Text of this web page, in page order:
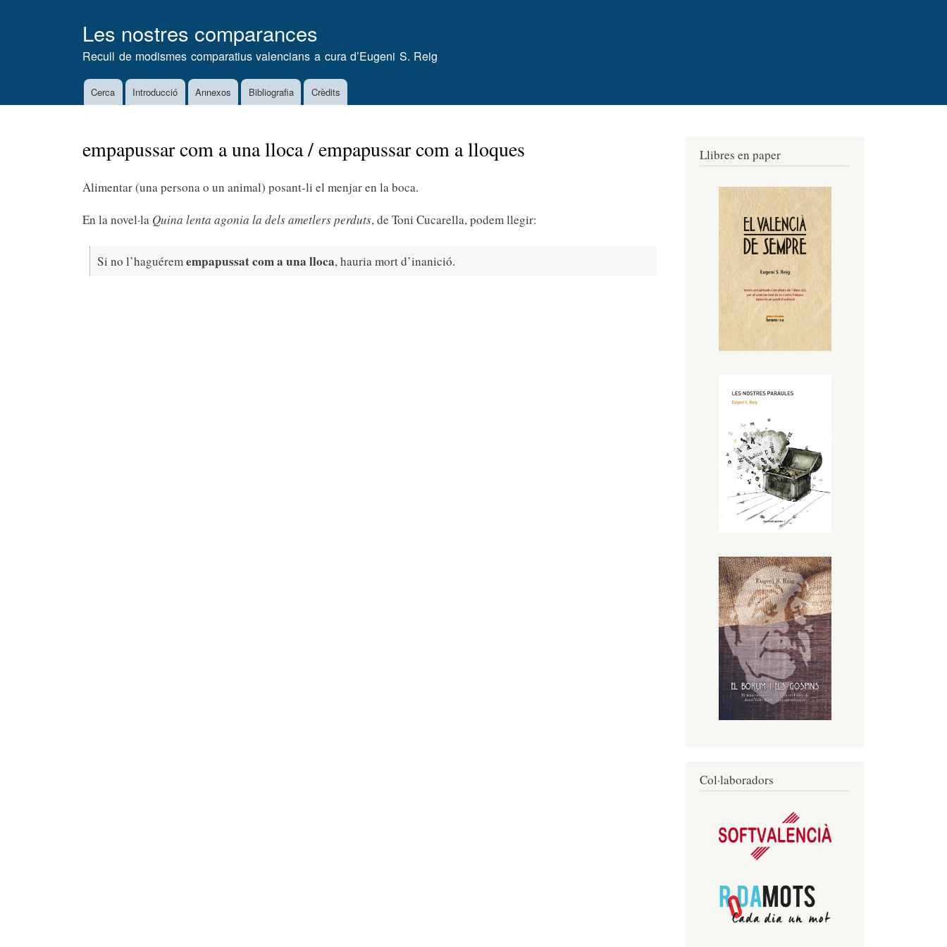
Les nostres comparances
Recull de modismes comparatius valencians a cura d’Eugeni S. Reig
MainCerca Introducció Annexos Bibliografia Crèdits
empapussar com a una lloca / empapussar com a lloques
Alimentar (una persona o un animal) posant-li el menjar en la boca.
En la novel·la Quina lenta agonia la dels ametlers perduts, de Toni Cucarella, podem llegir:
Si no l’haguéremempapussat com a una lloca, hauria mort d’inanició.
Llibres en paper
Col·laboradors